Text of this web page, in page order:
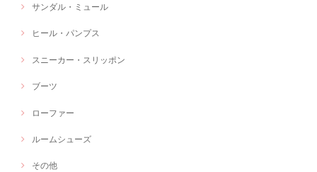
サンダル・ミュール
ヒール・パンプス
スニーカー・スリッポン
ブーツ
ローファー
ルームシューズ
その他